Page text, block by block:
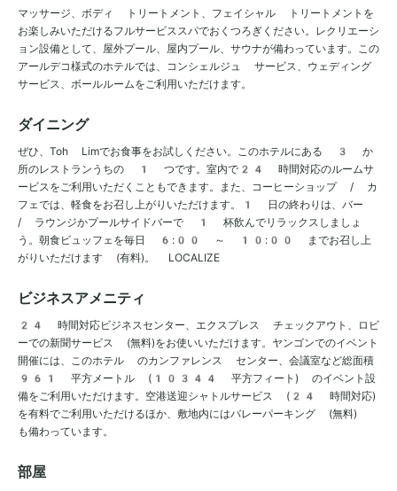
マッサージ、ボディ トリートメント、フェイシャル トリートメントを
お楽しみいただけるフルサービススパでおくつろぎください。レクリエーシ
ョン設備として、屋外プール、屋内プール、サウナが備わっています。この
アールデコ様式のホテルでは、コンシェルジュ サービス、ウェディング
サービス、ボールルームをご利用いただけます。
ダイニング
ぜひ、Toh Limでお食事をお試しください。このホテルにある 3 か
所のレストランうちの 1 つです。室内で24 時間対応のルームサ
ービスをご利用いただくこともできます。また、コーヒーショップ / カ
フェでは、軽食をお召し上がりいただけます。1 日の終わりは、バー
/ ラウンジかプールサイドバーで 1 杯飲んでリラックスしましょ
う。朝食ビュッフェを毎日 6:00 ～ 10:00 までお召し上
がりいただけます (有料)。 LOCALIZE
ビジネスアメニティ
24 時間対応ビジネスセンター、エクスプレス チェックアウト、ロビ
ーでの新聞サービス (無料)をお使いいただけます。ヤンゴンでのイベント
開催には、このホテル のカンファレンス センター、会議室など総面積
961 平方メートル (10344 平方フィート) のイベント設
備をご利用いただけます。空港送迎シャトルサービス (24 時間対応)
を有料でご利用いただけるほか、敷地内にはバレーパーキング (無料)
も備わっています。
部屋